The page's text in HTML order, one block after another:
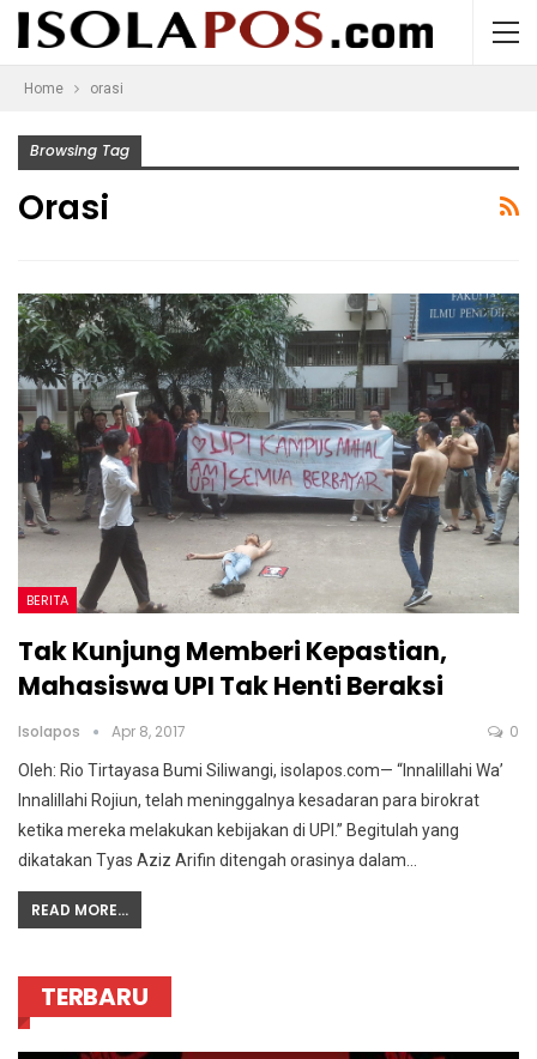
Home orasi
Browsing Tag
Orasi
BERITA
Tak Kunjung Memberi Kepastian,
Mahasiswa UPI Tak Henti Beraksi
Isolapos Apr 8, 2017 0
Oleh: Rio Tirtayasa Bumi Siliwangi, isolapos.com— “Innalillahi Wa’
Innalillahi Rojiun, telah meninggalnya kesadaran para birokrat
ketika mereka melakukan kebijakan di UPI.” Begitulah yang
dikatakan Tyas Aziz Arifin ditengah orasinya dalam…
READ MORE...
TERBARU